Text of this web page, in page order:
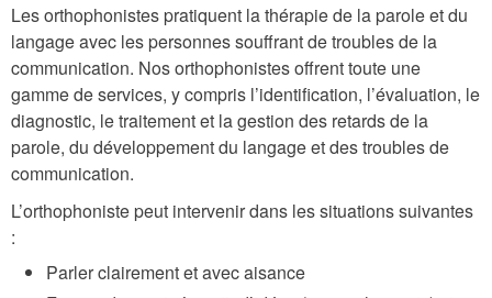
Les orthophonistes pratiquent la thérapie de la parole et du
langage avec les personnes souffrant de troubles de la
communication. Nos orthophonistes offrent toute une
gamme de services, y compris l’identification, l’évaluation, le
diagnostic, le traitement et la gestion des retards de la
parole, du développement du langage et des troubles de
communication.
L’orthophoniste peut intervenir dans les situations suivantes
:
Parler clairement et avec aisance